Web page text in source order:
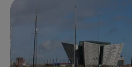
VERS LA BALTIQUE